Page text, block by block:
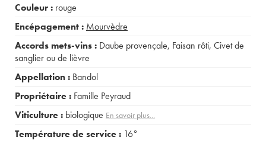
Couleur : rouge
Encépagement : Mourvèdre
Accords mets-vins : Daube provençale, Faisan rôti, Civet de
sanglier ou de lièvre
Appellation : Bandol
Propriétaire : Famille Peyraud
Viticulture : biologique En savoir plus...
Température de service : 16°